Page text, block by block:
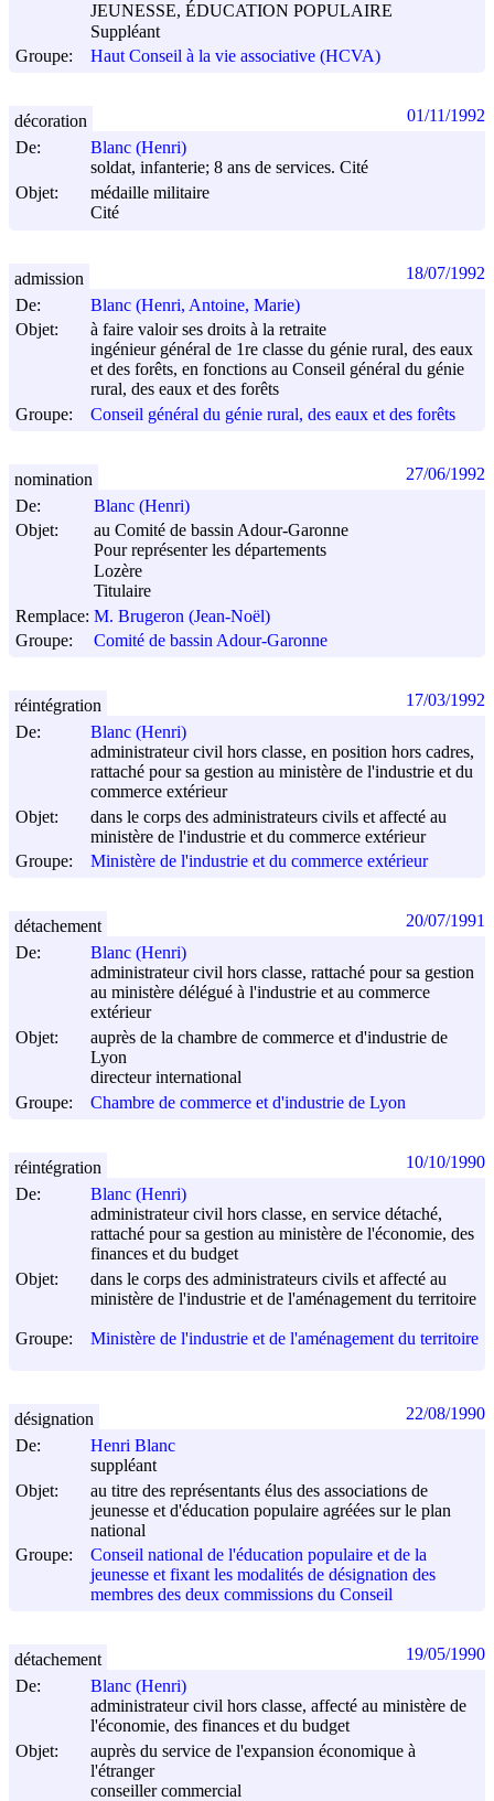
JEUNESSE, ÉDUCATION POPULAIRE
Suppléant
Groupe:
Haut Conseil à la vie associative (HCVA)
De:
Blanc (Henri)
soldat, infanterie; 8 ans de services. Cité
Objet:
médaille militaire
Cité
décoration 01/11/1992
De:
Blanc (Henri, Antoine, Marie)
Objet:
à faire valoir ses droits à la retraite
ingénieur général de 1re classe du génie rural, des eaux
et des forêts, en fonctions au Conseil général du génie
rural, des eaux et des forêts
Groupe:
Conseil général du génie rural, des eaux et des forêts
admission 18/07/1992
De:
Blanc (Henri)
Objet:
au Comité de bassin Adour-Garonne
Pour représenter les départements
Lozère
Titulaire
Remplace: M. Brugeron (Jean-Noël)
Groupe:
Comité de bassin Adour-Garonne
nomination 27/06/1992
De:
Blanc (Henri)
administrateur civil hors classe, en position hors cadres,
rattaché pour sa gestion au ministère de l'industrie et du
commerce extérieur
Objet:
dans le corps des administrateurs civils et affecté au
ministère de l'industrie et du commerce extérieur
Groupe:
Ministère de l'industrie et du commerce extérieur
réintégration 17/03/1992
De:
Blanc (Henri)
administrateur civil hors classe, rattaché pour sa gestion
au ministère délégué à l'industrie et au commerce
extérieur
Objet:
auprès de la chambre de commerce et d'industrie de
Lyon
directeur international
Groupe:
Chambre de commerce et d'industrie de Lyon
détachement 20/07/1991
De:
Blanc (Henri)
administrateur civil hors classe, en service détaché,
rattaché pour sa gestion au ministère de l'économie, des
finances et du budget
Objet:
dans le corps des administrateurs civils et affecté au
ministère de l'industrie et de l'aménagement du territoire
Groupe: Ministère de l'industrie et de l'aménagement du territoire
réintégration 10/10/1990
De:
Henri Blanc
suppléant
Objet:
au titre des représentants élus des associations de
jeunesse et d'éducation populaire agréées sur le plan
national
Groupe:
Conseil national de l'éducation populaire et de la
jeunesse et fixant les modalités de désignation des
membres des deux commissions du Conseil
désignation 22/08/1990
De:
Blanc (Henri)
administrateur civil hors classe, affecté au ministère de
l'économie, des finances et du budget
Objet:
auprès du service de l'expansion économique à
l'étranger
conseiller commercial
détachement 19/05/1990